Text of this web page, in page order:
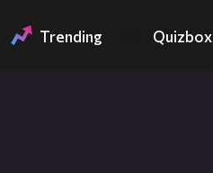
Trending Quizbox